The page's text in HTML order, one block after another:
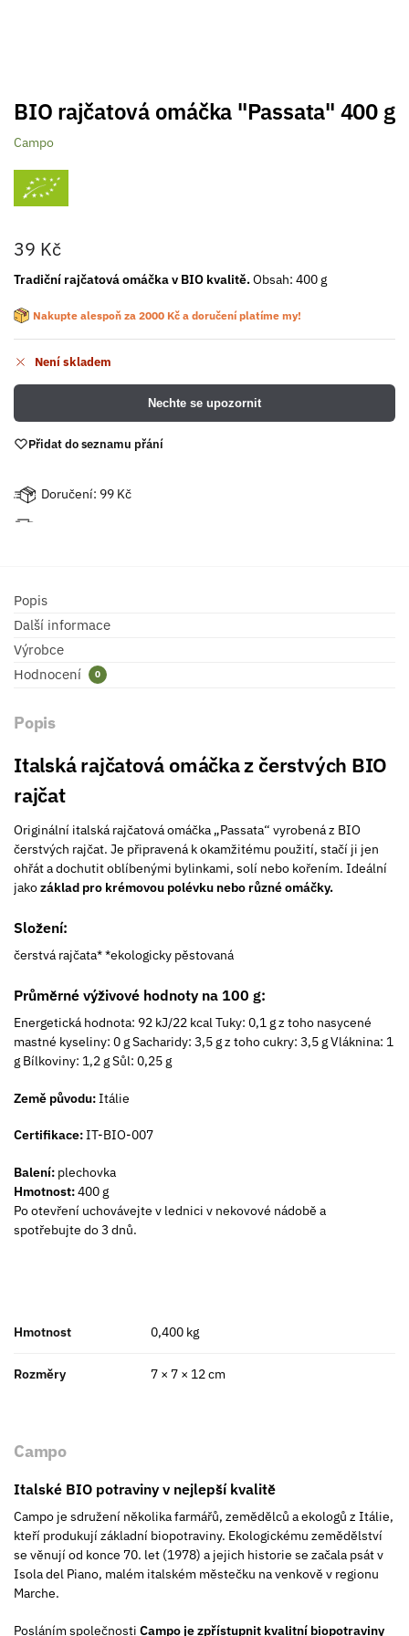
BIO rajčatová omáčka "Passata" 400 g
Campo
39 Kč
Tradiční rajčatová omáčka v BIO kvalitě.Obsah: 400 g
Nakupte alespoň za 2000 Kč a doručení platíme my!
Není skladem
Nechte se upozornit
Přidat do seznamu přání
Doručení: 99 Kč
Popis
Další informace
Výrobce
Hodnocení
0
Popis
Italská rajčatová omáčka z čerstvých BIO
rajčat
Originální italská rajčatová omáčka „Passata“ vyrobená z BIO
čerstvých rajčat. Je připravená k okamžitému použití, stačí ji jen
ohřát a dochutit oblíbenými bylinkami, solí nebo kořením. Ideální
jakozáklad pro krémovou polévku nebo různé omáčky.
Složení:
čerstvá rajčata* *ekologicky pěstovaná
Průměrné výživové hodnoty na 100 g:
Energetická hodnota: 92 kJ/22 kcal Tuky: 0,1 g z toho nasycené
mastné kyseliny: 0 g Sacharidy: 3,5 g z toho cukry: 3,5 g Vláknina: 1
g Bílkoviny: 1,2 g Sůl: 0,25 g
Země původu:Itálie
Certifikace:IT-BIO-007
Balení: plechovka
Hmotnost:400 g
Po otevření uchovávejte v lednici v nekovové nádobě a
spotřebujte do 3 dnů.
Hmotnost 0,400 kg
Rozměry 7 × 7 × 12 cm
Campo
Italské BIO potraviny v nejlepší kvalitě
Campo je sdružení několika farmářů, zemědělců a ekologů z Itálie,
kteří produkují základní biopotraviny. Ekologickému zemědělství
se věnují od konce 70. let (1978) a jejich historie se začala psát v
Isola del Piano, malém italském městečku na venkově v regionu
Marche.
Posláním společnosti Campo je zpřístupnit kvalitní biopotraviny